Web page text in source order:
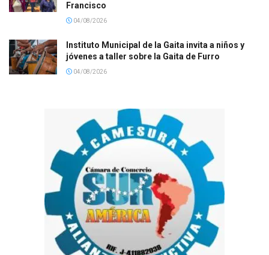
Francisco
04/08/2026
Instituto Municipal de la Gaita invita a niños y
jóvenes a taller sobre la Gaita de Furro
04/08/2026